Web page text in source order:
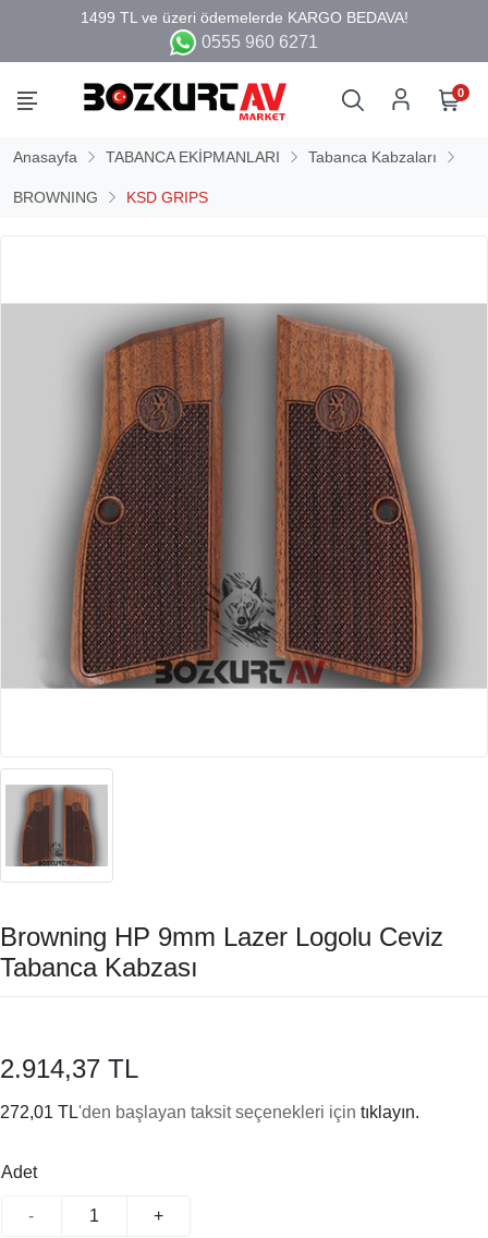
0555 960 6271
0
Anasayfa TABANCA EKİPMANLARI Tabanca Kabzaları
BROWNING KSD GRIPS
Browning HP 9mm Lazer Logolu Ceviz
Tabanca Kabzası
2.914,37 TL
272,01 TL'den başlayan taksit seçenekleri için tıklayın.
Adet
- +